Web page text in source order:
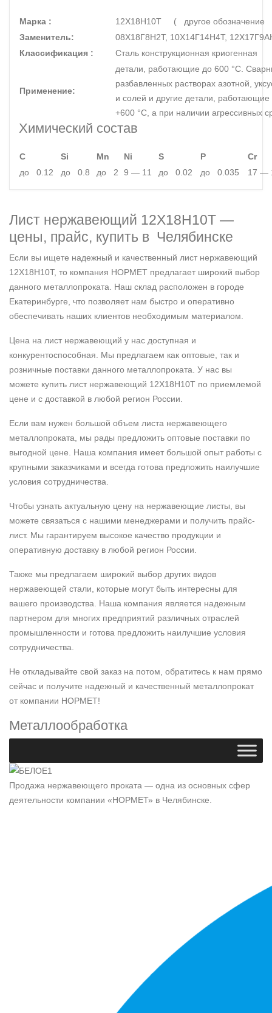
Марка :
12Х18Н10Т ( другое
Заменитель:
08Х18Г8Н2Т, 10Х14Г14Н4Т,
Классификация :
Сталь конструкционная криогенная
Применение:
детали, работающие до 600 °С.
разбавленных растворах азотной,
и солей и другие детали,
+600 °С, а при наличии агрессивных
Химический состав
C Si Mn Ni S P
Cr
до 0.12
до 0.8 до 2 9 — 11 до 0.02 до 0.035 17 —
Лист нержавеющий 12Х18Н10Т —
цены, прайс, купить в Челябинске
Если вы ищете надежный и качественный лист нержавеющий
12Х18Н10Т, то компания НОРМЕТ предлагает широкий выбор
данного металлопроката. Наш склад расположен в городе
Екатеринбурге, что позволяет нам быстро и оперативно
обеспечивать наших клиентов необходимым материалом.
Цена на лист нержавеющий у нас доступная и
конкурентоспособная. Мы предлагаем как оптовые, так и
розничные поставки данного металлопроката. У нас вы
можете купить лист нержавеющий 12Х18Н10Т по приемлемой
цене и с доставкой в любой регион России.
Если вам нужен большой объем листа нержавеющего
металлопроката, мы рады предложить оптовые поставки по
выгодной цене. Наша компания имеет большой опыт работы с
крупными заказчиками и всегда готова предложить наилучшие
условия сотрудничества.
Чтобы узнать актуальную цену на нержавеющие листы, вы
можете связаться с нашими менеджерами и получить прайс-
лист. Мы гарантируем высокое качество продукции и
оперативную доставку в любой регион России.
Также мы предлагаем широкий выбор других видов
нержавеющей стали, которые могут быть интересны для
вашего производства. Наша компания является надежным
партнером для многих предприятий различных отраслей
промышленности и готова предложить наилучшие условия
сотрудничества.
Не откладывайте свой заказ на потом, обратитесь к нам прямо
сейчас и получите надежный и качественный металлопрокат
от компании НОРМЕТ!
Металлообработка
Продажа нержавеющего проката — одна из основных сфер
деятельности компании «НОРМЕТ» в Челябинске.